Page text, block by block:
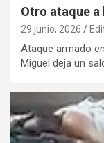
Otro ataque a
29 junio, 2026
Ataque armado
Miguel deja un